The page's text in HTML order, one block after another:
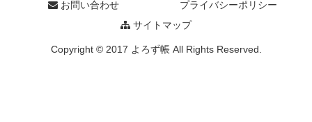
お問い合わせ
プライバシーポリシー
サイトマップ
Copyright © 2017 よろず帳 All Rights Reserved.